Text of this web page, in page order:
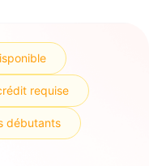
requise
débutants